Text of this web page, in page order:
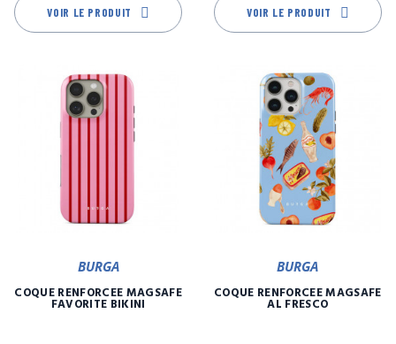
VOIR LE PRODUIT VOIR LE PRODUIT
BURGA
COQUE RENFORCÉE MAGSAFE
FAVORITE BIKINI
BURGA
COQUE RENFORCÉE MAGSAFE
AL FRESCO